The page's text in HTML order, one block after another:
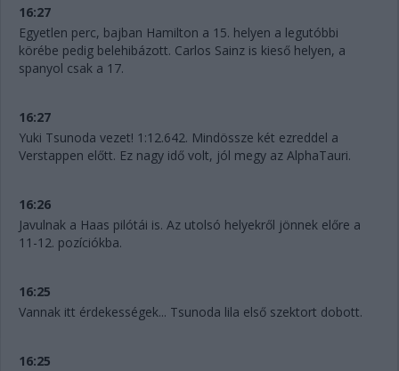
16:27
Egyetlen perc, bajban Hamilton a 15. helyen a legutóbbi
körébe pedig belehibázott. Carlos Sainz is kieső helyen, a
spanyol csak a 17.
16:27
Yuki Tsunoda vezet! 1:12.642. Mindössze két ezreddel a
Verstappen előtt. Ez nagy idő volt, jól megy az AlphaTauri.
16:26
Javulnak a Haas pilótái is. Az utolsó helyekről jönnek előre a
11-12. pozíciókba.
16:25
Vannak itt érdekességek... Tsunoda lila első szektort dobott.
16:25